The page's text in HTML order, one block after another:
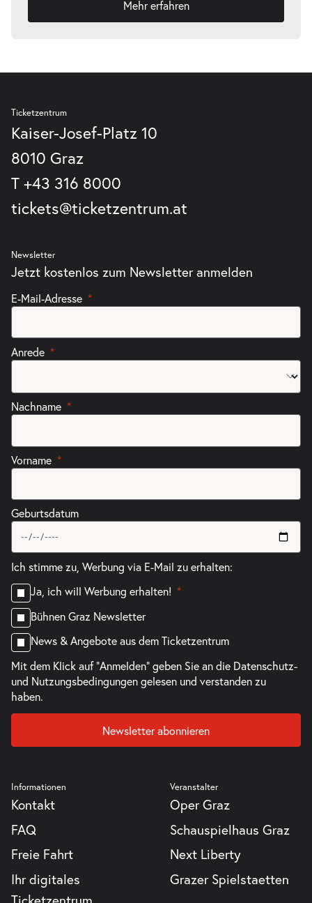
Mehr erfahren
Ticketzentrum
Kaiser-Josef-Platz 10
8010 Graz
T +43 316 8000
tickets@ticketzentrum.at
Newsletter
Jetzt kostenlos zum Newsletter anmelden
E-Mail-Adresse
Anrede
Nachname
Vorname
Geburtsdatum
Ich stimme zu, Werbung via E-Mail zu erhalten:
Ja, ich will Werbung erhalten!
Bühnen Graz Newsletter
News & Angebote aus dem Ticketzentrum
Mit dem Klick auf "Anmelden" geben Sie an die Datenschutz-
und Nutzungsbedingungengelesen und verstanden zu
haben.
Newsletter abonnieren
Informationen
Kontakt
FAQ
Freie Fahrt
Ihr digitales
Veranstalter
Oper Graz
Schauspielhaus Graz
Next Liberty
Grazer Spielstaetten